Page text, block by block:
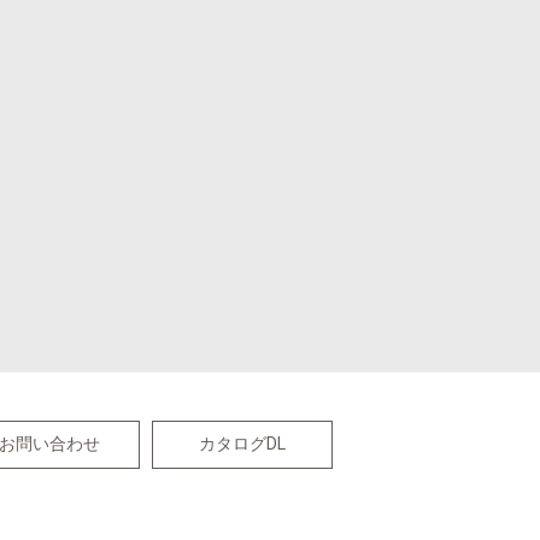
お問い合わせ カタログDL